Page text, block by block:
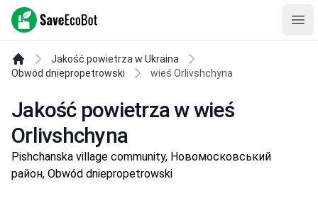
SaveEcoBot
Jakość powietrza w Ukraina
Obwód dniepropetrowski
wieś Orlivshchyna
Jakość powietrza w wieś
Orlivshchyna
Pishchanska village community, Новомосковський
район, Obwód dniepropetrowski